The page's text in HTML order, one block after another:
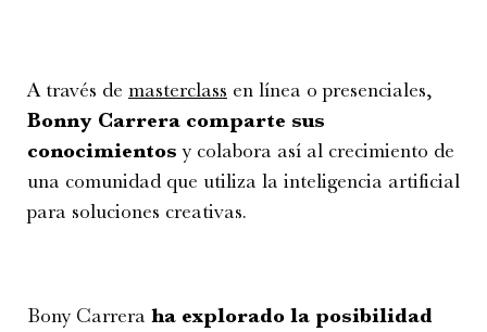
A través de masterclass en línea o presenciales,
Bonny Carrera comparte sus
conocimientos y colabora así al crecimiento de
una comunidad que utiliza la inteligencia artificial
para soluciones creativas.
Bony Carrera ha explorado la posibilidad